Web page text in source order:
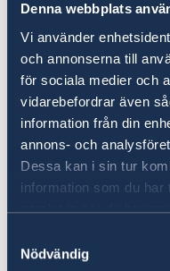
Denna webbplats
Vi använder
och annonserna till
för sociala medier och
vidarebefordrar även
information från din
annons- och
Dessa kan i sin tur
information som du har
samlat in när du har
Nödvändig
Just nu är några
är hur AI och
utveckling framåt -
styrning.
Men de kräver att
där är Thailand
grundskolan utan
ordentligt. Det är
hinner med. Vem